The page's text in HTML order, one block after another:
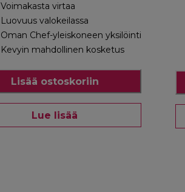
Voimakasta virtaa
Luovuus valokeilassa
Oman Chef-yleiskoneen yksilöinti
Kevyin mahdollinen kosketus
Lisää ostoskoriin
Lue lisää